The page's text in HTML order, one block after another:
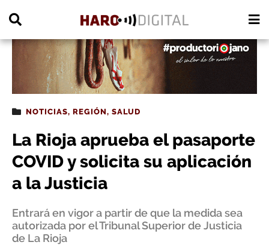
NOTICIAS, REGIÓN, SALUD
La Rioja aprueba el pasaporte
COVID y solicita su aplicación
a la Justicia
Entrará en vigor a partir de que la medida sea
autorizada por el Tribunal Superior de Justicia
de La Rioja